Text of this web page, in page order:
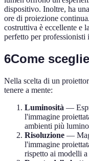
dispositivo. Inoltre, ha
ore di proiezione
costruttiva è eccellente e
perfetto per professionisti
6Come
Nella scelta di un
tenere a mente:
Luminosità —
l'immagine
ambienti più
Risoluzione —
l'immagine
rispetto ai modelli